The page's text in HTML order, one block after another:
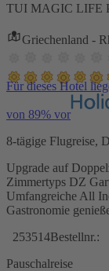
TUI MAGIC LIFE
Griechenland -
Für dieses Hotel
von 89% vor
8-tägige Flugreise,
Upgrade auf
Zimmertyps DZ
Umfangreiche All
Gastronomie
253514Bestellnr.:
Pauschalreise